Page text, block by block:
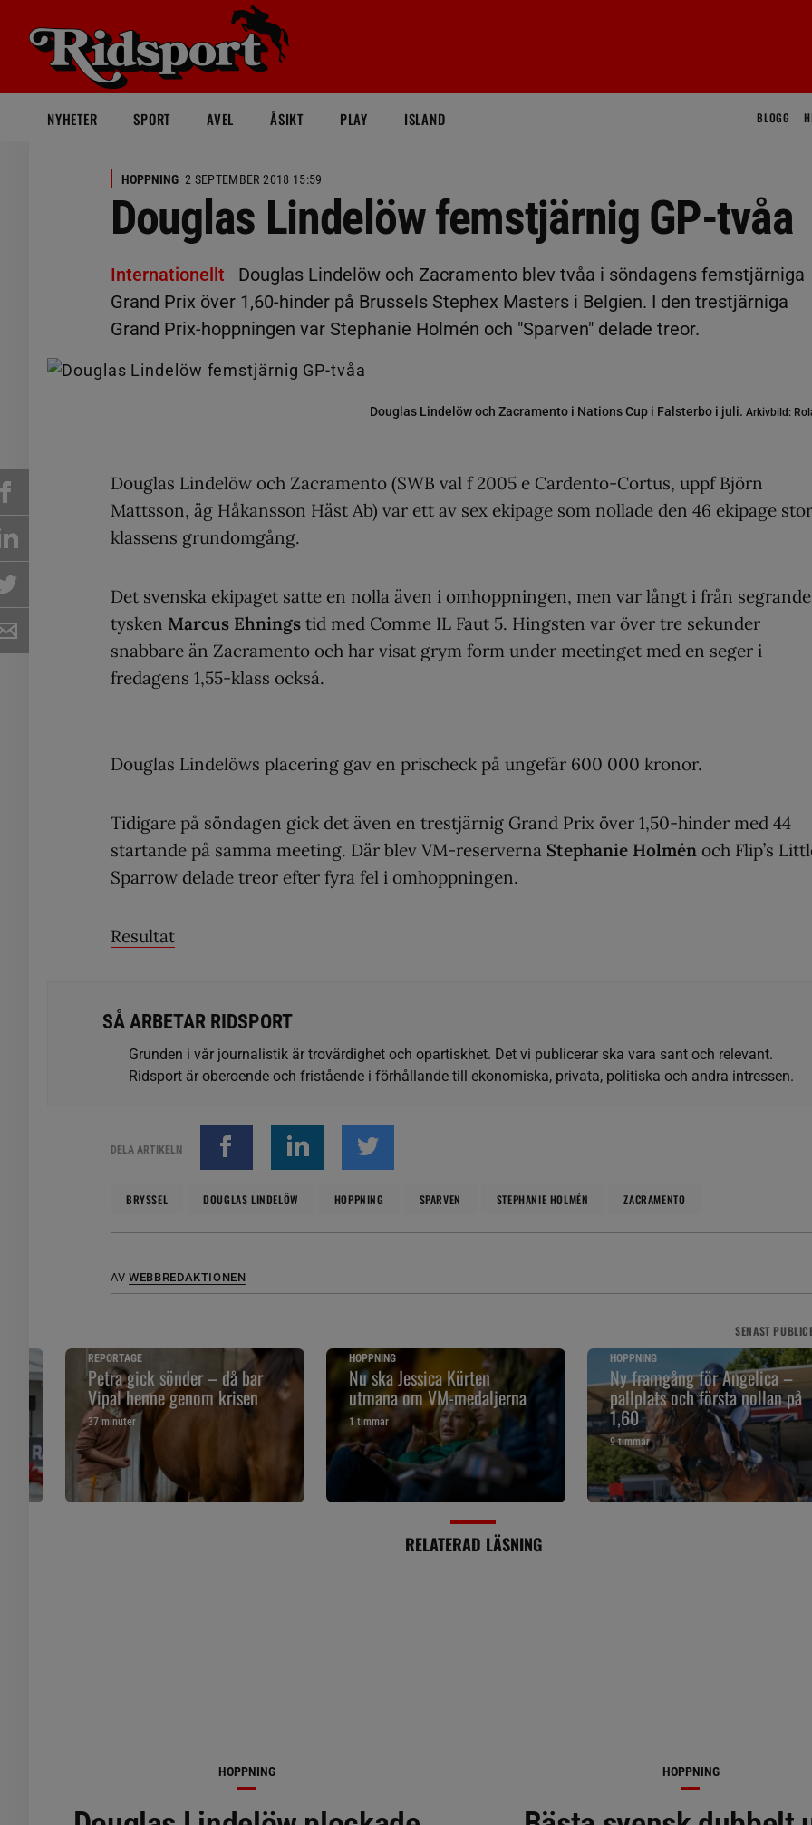
NYHETER SPORT AVEL ÅSIKT PLAY ISLAND BLOGG
HOPPNING 2 SEPTEMBER 2018 15:59
Douglas Lindelöw femstjärnig GP-tvåa
Internationellt
Douglas Lindelöw och Zacramento blev tvåa i söndagens femstjärniga
Grand Prix över 1,60-hinder på Brussels Stephex Masters i Belgien. I den trestjärniga
Grand Prix-hoppningen var Stephanie Holmén och "Sparven" delade treor.
Douglas Lindelöw och Zacramento i Nations Cup i Falsterbo i juli.Arkivbild:
Douglas Lindelöw och Zacramento (SWB val f 2005 e Cardento-Cortus, uppf Björn
Mattsson, äg Håkansson Häst Ab) var ett av sex ekipage som nollade den 46 ekipage
klassens grundomgång.
Det svenska ekipaget satte en nolla även i omhoppningen, men var långt i från segrande
tysken Marcus Ehnings tid med Comme IL Faut 5. Hingsten var över tre sekunder
snabbare än Zacramento och har visat grym form under meetinget med en seger i
fredagens 1,55-klass också.
Douglas Lindelöws placering gav en prischeck på ungefär 600 000 kronor.
Tidigare på söndagen gick det även en trestjärnig Grand Prix över 1,50-hinder med 44
startande på samma meeting. Där blev VM-reserverna Stephanie Holmén och Flip’s
Sparrow delade treor efter fyra fel i omhoppningen.
Resultat
SÅ ARBETAR RIDSPORT
Grunden i vår journalistik är trovärdighet och opartiskhet. Det vi publicerar ska vara sant och relevant.
Ridsport är oberoende och fristående i förhållande till ekonomiska, privata, politiska och andra intressen.
DELA ARTIKELN
BRYSSEL DOUGLAS LINDELÖW HOPPNING SPARVEN STEPHANIE HOLMÉN ZACRAMENTO
AV WEBBREDAKTIONEN
SENAST
REPORTAGE
Petra gick sönder – då bar
Vipal henne genom krisen
37 minuter
HOPPNING
Nu ska Jessica Kürten
utmana om VM-medaljerna
1 timmar
HOPPNING
Ny framgång för Angelica –
pallplats och första nollan på
1,60
9 timmar
RELATERAD LÄSNING
HOPPNING HOPPNING